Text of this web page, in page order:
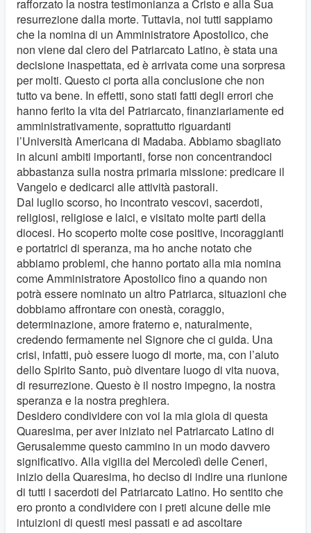
rafforzato la nostra testimonianza a Cristo e alla Sua
resurrezione dalla morte. Tuttavia, noi tutti sappiamo
che la nomina di un Amministratore Apostolico, che
non viene dal clero del Patriarcato Latino, è stata una
decisione inaspettata, ed è arrivata come una sorpresa
per molti. Questo ci porta alla conclusione che non
tutto va bene. In effetti, sono stati fatti degli errori che
hanno ferito la vita del Patriarcato, finanziariamente ed
amministrativamente, soprattutto riguardanti
l’Università Americana di Madaba. Abbiamo sbagliato
in alcuni ambiti importanti, forse non concentrandoci
abbastanza sulla nostra primaria missione: predicare il
Vangelo e dedicarci alle attività pastorali.
Dal luglio scorso, ho incontrato vescovi, sacerdoti,
religiosi, religiose e laici, e visitato molte parti della
diocesi. Ho scoperto molte cose positive, incoraggianti
e portatrici di speranza, ma ho anche notato che
abbiamo problemi, che hanno portato alla mia nomina
come Amministratore Apostolico fino a quando non
potrà essere nominato un altro Patriarca, situazioni che
dobbiamo affrontare con onestà, coraggio,
determinazione, amore fraterno e, naturalmente,
credendo fermamente nel Signore che ci guida. Una
crisi, infatti, può essere luogo di morte, ma, con l’aiuto
dello Spirito Santo, può diventare luogo di vita nuova,
di resurrezione. Questo è il nostro impegno, la nostra
speranza e la nostra preghiera.
Desidero condividere con voi la mia gioia di questa
Quaresima, per aver iniziato nel Patriarcato Latino di
Gerusalemme questo cammino in un modo davvero
significativo. Alla vigilia del Mercoledì delle Ceneri,
inizio della Quaresima, ho deciso di indire una riunione
di tutti i sacerdoti del Patriarcato Latino. Ho sentito che
ero pronto a condividere con i preti alcune delle mie
intuizioni di questi mesi passati e ad ascoltare